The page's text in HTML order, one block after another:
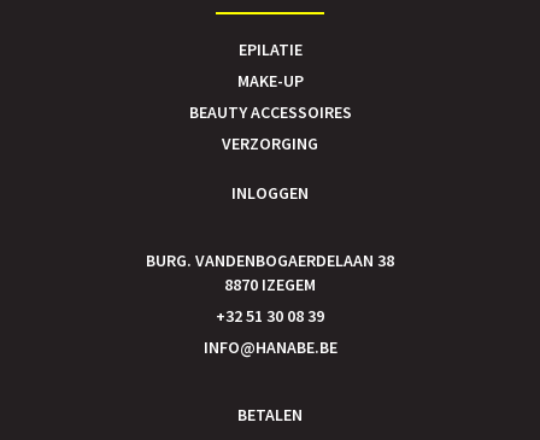
EPILATIE
MAKE-UP
BEAUTY ACCESSOIRES
VERZORGING
INLOGGEN
BURG. VANDENBOGAERDELAAN 38
8870 IZEGEM
+32 51 30 08 39
INFO@HANABE.BE
BETALEN